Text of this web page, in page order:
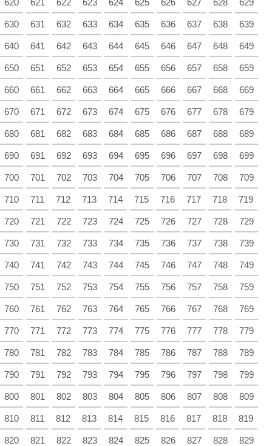
620 621 622 623 624 625 626 627 628 629
630 631 632 633 634 635 636 637 638 639
640 641 642 643 644 645 646 647 648 649
650 651 652 653 654 655 656 657 658 659
660 661 662 663 664 665 666 667 668 669
670 671 672 673 674 675 676 677 678 679
680 681 682 683 684 685 686 687 688 689
690 691 692 693 694 695 696 697 698 699
700 701 702 703 704 705 706 707 708 709
710 711 712 713 714 715 716 717 718 719
720 721 722 723 724 725 726 727 728 729
730 731 732 733 734 735 736 737 738 739
740 741 742 743 744 745 746 747 748 749
750 751 752 753 754 755 756 757 758 759
760 761 762 763 764 765 766 767 768 769
770 771 772 773 774 775 776 777 778 779
780 781 782 783 784 785 786 787 788 789
790 791 792 793 794 795 796 797 798 799
800 801 802 803 804 805 806 807 808 809
810 811 812 813 814 815 816 817 818 819
820 821 822 823 824 825 826 827 828 829